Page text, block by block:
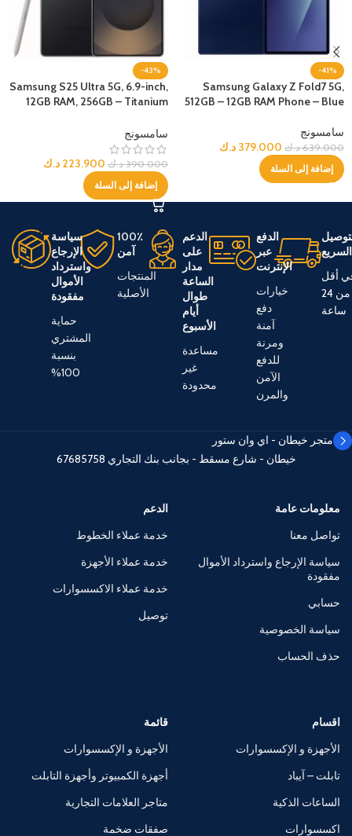
-41%
Samsung Galaxy Z Fold7 5G,
512GB – 12GB RAM Phone – Blue
سامسونج
639.000 د.ك 379.000 د.ك
إضافة إلى السلة
-43%
Samsung S25 Ultra 5G, 6.9-inch,
12GB RAM, 256GB – Titanium
سامسونج
390.000 د.ك 223.900 د.ك
إضافة إلى السلة
السريع
أقل
من 24
ساعة
الدفع
عبر
الإنترنت
خيارات
دفع
آمنة
ومرنة
للدفع
الآمن
والمرن
الدعم
على
مدار
الساعة
طوال
أيام
الأسبوع
مساعدة
غير
محدودة
100٪
آمن
المنتجات
الأصلية
سياسة
الإرجاع
واسترداد
الأموال
مفقودة
حماية
المشتري
بنسبة
100%
متجر خيطان - اي وان ستور
خيطان - شارع مسقط - بجانب بنك التجاري 67685758
معلومات عامة
تواصل معنا
سياسة الإرجاع واسترداد الأموال
مفقودة
حسابي
سياسة الخصوصية
حذف الحساب
الدعم
خدمة عملاء الخطوط
خدمة عملاء الأجهزة
خدمة عملاء الاكسسوارات
توصيل
اقسام
الأجهزة و الإكسسوارات
تابلت – آيباد
الساعات الذكية
اكسسوارات
قائمة
الأجهزة و الإكسسوارات
أجهزة الكمبيوتر وأجهزة التابلت
متاجر العلامات التجارية
صفقات ضخمة